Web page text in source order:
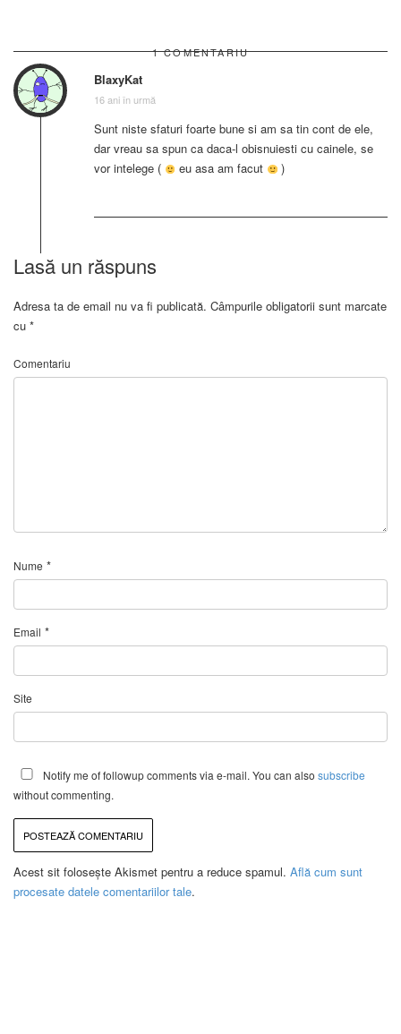
1 COMENTARIU
BlaxyKat
16 ani în urmă
Sunt niste sfaturi foarte bune si am sa tin cont de ele,
dar vreau sa spun ca daca-l obisnuiesti cu cainele, se
vor intelege (
eu asa am facut )
Lasă un răspuns
Adresa ta de email nu va fi publicată. Câmpurile obligatorii sunt marcate
cu *
Comentariu
Nume *
Email *
Site
Notify me of followup comments via e-mail. You can also subscribe
without commenting.
Acest sit folosește Akismet pentru a reduce spamul. Află cum sunt
procesate datele comentariilor tale.